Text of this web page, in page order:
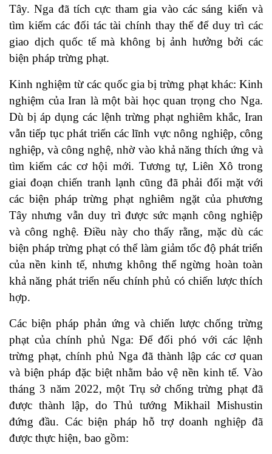
Tây. Nga đã tích cực tham gia vào các sáng kiến và
tìm kiếm các đối tác tài chính thay thế để duy trì các
giao dịch quốc tế mà không bị ảnh hưởng bởi các
biện pháp trừng phạt.
Kinh nghiệm từ các quốc gia bị trừng phạt khác: Kinh
nghiệm của Iran là một bài học quan trọng cho Nga.
Dù bị áp dụng các lệnh trừng phạt nghiêm khắc, Iran
vẫn tiếp tục phát triển các lĩnh vực nông nghiệp, công
nghiệp, và công nghệ, nhờ vào khả năng thích ứng và
tìm kiếm các cơ hội mới. Tương tự, Liên Xô trong
giai đoạn chiến tranh lạnh cũng đã phải đối mặt với
các biện pháp trừng phạt nghiêm ngặt của phương
Tây nhưng vẫn duy trì được sức mạnh công nghiệp
và công nghệ. Điều này cho thấy rằng, mặc dù các
biện pháp trừng phạt có thể làm giảm tốc độ phát triển
của nền kinh tế, nhưng không thể ngừng hoàn toàn
khả năng phát triển nếu chính phủ có chiến lược thích
hợp.
Các biện pháp phản ứng và chiến lược chống trừng
phạt của chính phủ Nga: Để đối phó với các lệnh
trừng phạt, chính phủ Nga đã thành lập các cơ quan
và biện pháp đặc biệt nhằm bảo vệ nền kinh tế. Vào
tháng 3 năm 2022, một Trụ sở chống trừng phạt đã
được thành lập, do Thủ tướng Mikhail Mishustin
đứng đầu. Các biện pháp hỗ trợ doanh nghiệp đã
được thực hiện, bao gồm: